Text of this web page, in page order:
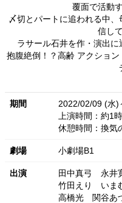
覆面で活動
〆切とパートに追われる中
信し
ラサール石井を作・演出
抱腹絶倒！？高齢 アクショ
期間
2022/02/09 (水)
上演時間：約1
休憩時間：換
劇場 小劇場B1
出演 田中真弓
永井
竹田えり
いま
高橋光
関谷あ